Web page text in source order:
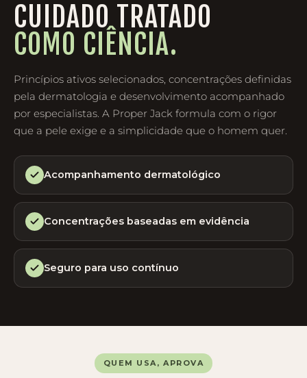
CUIDADO TRATADO
COMO CIÊNCIA.
Princípios ativos selecionados, concentrações definidas
pela dermatologia e desenvolvimento acompanhado
por especialistas. A Proper Jack formula com o rigor
que a pele exige e a simplicidade que o homem quer.
Acompanhamento dermatológico
Concentrações baseadas em evidência
Seguro para uso contínuo
QUEM USA, APROVA